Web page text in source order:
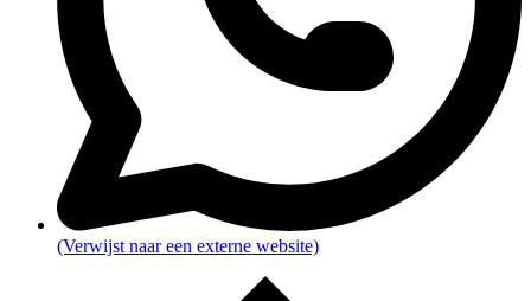
(Verwijst naar een externe website)